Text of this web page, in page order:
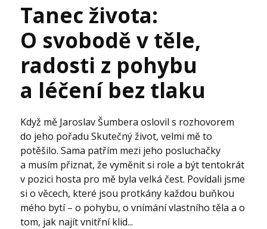
Tanec života:
O svobodě v těle,
radosti z pohybu
a léčení bez tlaku
Když mě Jaroslav Šumbera oslovil s rozhovorem
do jeho pořadu Skutečný život, velmi mě to
potěšilo. Sama patřím mezi jeho posluchačky
a musím přiznat, že vyměnit si role a být tentokrát
v pozici hosta pro mě byla velká čest. Povídali jsme
si o věcech, které jsou protkány každou buňkou
mého bytí – o pohybu, o vnímání vlastního těla a o
tom, jak najít vnitřní klid...